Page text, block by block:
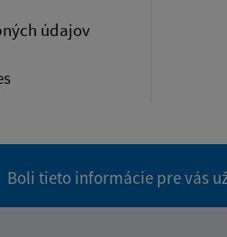
údajov
Boli tieto informácie pre vás